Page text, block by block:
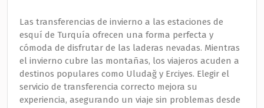
Las transferencias de invierno a las estaciones de
esquí de Turquía ofrecen una forma perfecta y
cómoda de disfrutar de las laderas nevadas. Mientras
el invierno cubre las montañas, los viajeros acuden a
destinos populares como Uludağ y Erciyes. Elegir el
servicio de transferencia correcto mejora su
experiencia, asegurando un viaje sin problemas desde